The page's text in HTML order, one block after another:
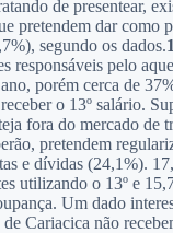
de presentear,
pretendem dar como
segundo os dados.
responsáveis pelo
porém cerca de
o 13º salário.
fora do mercado de
pretendem
e dívidas (24,1%).
utilizando o 13º e
Um dado
Cariacica não